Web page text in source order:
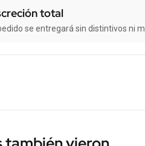
total
se entregará sin distintivos ni